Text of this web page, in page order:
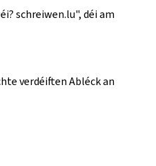
schreiwen.lu", déi am
verdéiften Abléck an